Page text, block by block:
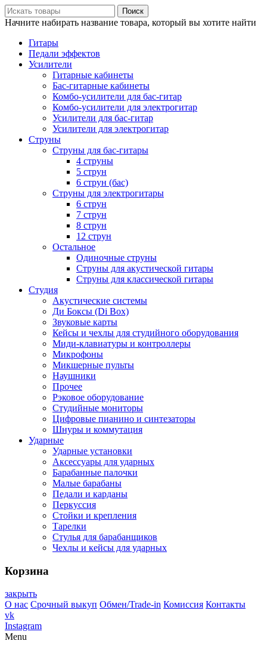
Поиск
Начните набирать название товара, который вы хотите найти
Гитары
Педали эффектов
Усилители
Гитарные кабинеты
Бас-гитарные кабинеты
Комбо-усилители для бас-гитар
Комбо-усилители для электрогитар
Усилители для бас-гитар
Усилители для электрогитар
Струны
Струны для бас-гитары
4 струны
5 струн
6 струн (бас)
Струны для электрогитары
6 струн
7 струн
8 струн
12 струн
Остальное
Одиночные струны
Струны для акустической гитары
Струны для классической гитары
Студия
Акустические системы
Ди Боксы (Di Box)
Звуковые карты
Кейсы и чехлы для студийного оборудования
Миди-клавиатуры и контроллеры
Микрофоны
Микшерные пульты
Наушники
Прочее
Рэковое оборудование
Студийные мониторы
Цифровые пианино и синтезаторы
Шнуры и коммутация
Ударные
Ударные установки
Аксессуары для ударных
Барабанные палочки
Малые барабаны
Педали и карданы
Перкуссия
Стойки и крепления
Тарелки
Стулья для барабанщиков
Чехлы и кейсы для ударных
Корзина
закрыть
О нас Срочный выкуп Обмен/Trade-in Комиссия Контакты
vk
Instagram
Menu